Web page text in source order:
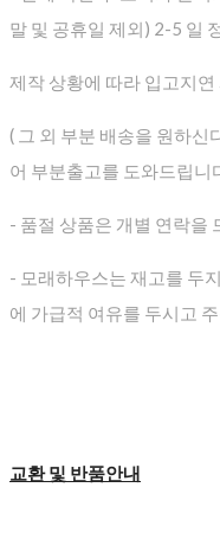
말 및 공휴일 제외) 2-5 일
제작 상황에 따라 입고지
( 그 외 부분 배송을 원하신
어 부분출고를 도와드립니
- 품절 상품은 개별 연락을
- 모래하우스는 재고를 두
에 가급적 여유를 두시고
교환 및 반품안내